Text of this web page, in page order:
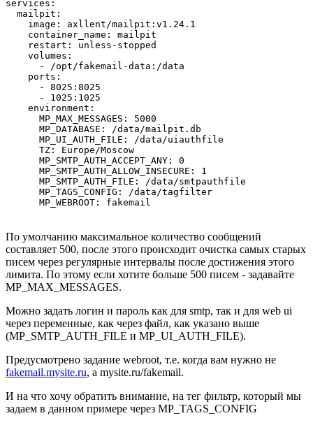
services:
  mailpit:
    image: axllent/mailpit:v1.24.1
    container_name: mailpit
    restart: unless-stopped
    volumes:
      - /opt/fakemail-data:/data
    ports:
      - 8025:8025
      - 1025:1025
    environment:
      MP_MAX_MESSAGES: 5000
      MP_DATABASE: /data/mailpit.db
      MP_UI_AUTH_FILE: /data/uiauthfile
      TZ: Europe/Moscow
      MP_SMTP_AUTH_ACCEPT_ANY: 0
      MP_SMTP_AUTH_ALLOW_INSECURE: 1
      MP_SMTP_AUTH_FILE: /data/smtpauthfile
      MP_TAGS_CONFIG: /data/tagfilter
      MP_WEBROOT: fakemail
По умолчанию максимальное количество сообщений
составляет 500, после этого происходит очистка самых старых
писем через регулярные интервалы после достижения этого
лимита. По этому если хотите больше 500 писем - задавайте
MP_MAX_MESSAGES.
Можно задать логин и пароль как для smtp, так и для web ui
через переменные, как через файл, как указано выше
(MP_SMTP_AUTH_FILE и MP_UI_AUTH_FILE).
Предусмотрено задание webroot, т.е. когда вам нужно не
fakemail.mysite.ru, а mysite.ru/fakemail.
И на что хочу обратить внимание, на тег фильтр, который мы
задаем в данном примере через MP_TAGS_CONFIG